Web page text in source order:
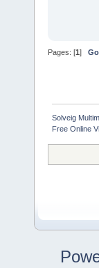
Pages: [1]
Solveig
Free Online